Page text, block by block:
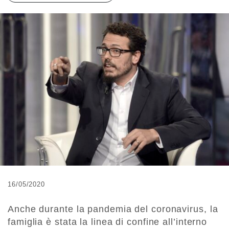
16/05/2020
Anche durante la pandemia del coronavirus, la
famiglia è stata la linea di confine all’interno